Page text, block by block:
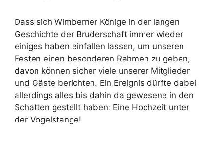
Dass sich Wimberner Könige in der langen
Geschichte der Bruderschaft immer wieder
einiges haben einfallen lassen, um unseren
Festen einen besonderen Rahmen zu geben,
davon können sicher viele unserer Mitglieder
und Gäste berichten. Ein Ereignis dürfte dabei
allerdings alles bis dahin da gewesene in den
Schatten gestellt haben: Eine Hochzeit unter
der Vogelstange!